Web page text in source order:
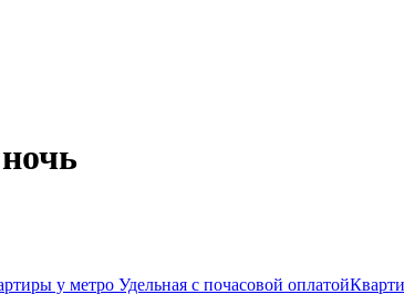
у метро Удельная c почасовой оплатой